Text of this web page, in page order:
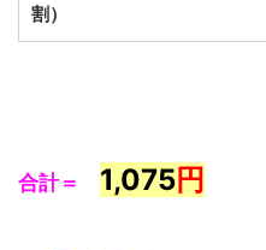
割）
合計＝ 1,075円